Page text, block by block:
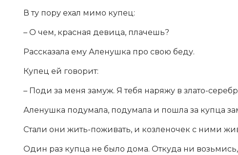
В ту пору ехал мимо купец:
– О чем, красная девица, плачешь?
Рассказала ему Аленушка про свою беду.
Купец ей говорит:
– Поди за меня замуж. Я тебя наряжу в злато-
Аленушка подумала, подумала и пошла за купца
Стали они жить-поживать, и козленочек с ними
Один раз купца не было дома. Откуда ни